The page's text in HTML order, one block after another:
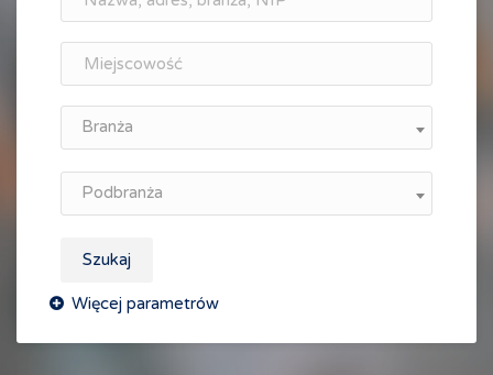
Branża
Podbranża
Szukaj